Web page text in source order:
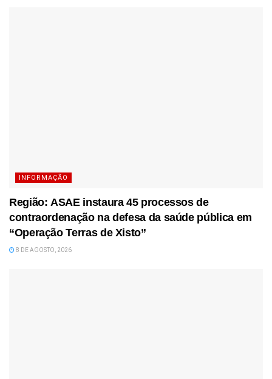
INFORMAÇÃO
Região: ASAE instaura 45 processos de
contraordenação na defesa da saúde pública em
“Operação Terras de Xisto”
8 DE AGOSTO, 2026